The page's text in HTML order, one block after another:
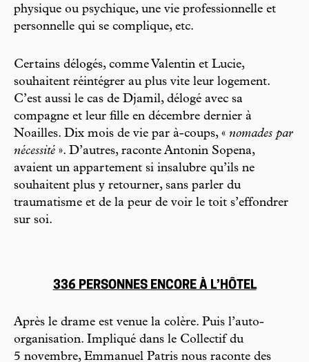
physique ou psychique, une vie professionnelle et
personnelle qui se complique, etc.
Certains délogés, comme Valentin et Lucie,
souhaitent réintégrer au plus vite leur logement.
C’est aussi le cas de Djamil, délogé avec sa
compagne et leur fille en décembre dernier à
Noailles. Dix mois de vie par à-coups, « nomades par
nécessité ». D’autres, raconte Antonin Sopena,
avaient un appartement si insalubre qu’ils ne
souhaitent plus y retourner, sans parler du
traumatisme et de la peur de voir le toit s’effondrer
sur soi.
336 PERSONNES ENCORE À L’HÔTEL
Après le drame est venue la colère. Puis l’auto-
organisation. Impliqué dans le Collectif du
5 novembre, Emmanuel Patris nous raconte des